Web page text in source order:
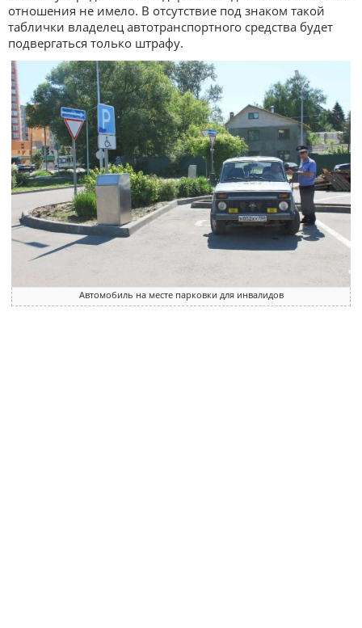
отношения не имело. В отсутствие под знаком такой
таблички владелец автотранспортного средства будет
подвергаться только штрафу.
Автомобиль на месте парковки для инвалидов